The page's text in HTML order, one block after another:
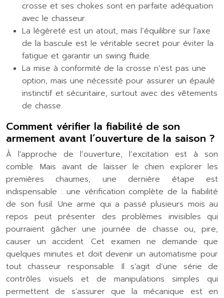
crosse et ses chokes sont en parfaite adéquation
avec le chasseur.
La légèreté est un atout, mais l’équilibre sur l’axe
de la bascule est le véritable secret pour éviter la
fatigue et garantir un swing fluide.
La mise à conformité de la crosse n’est pas une
option, mais une nécessité pour assurer un épaulé
instinctif et sécuritaire, surtout avec des vêtements
de chasse.
Comment vérifier la fiabilité de son
armement avant l’ouverture de la saison ?
À l’approche de l’ouverture, l’excitation est à son
comble. Mais avant de laisser le chien explorer les
premières chaumes, une dernière étape est
indispensable : une vérification complète de la fiabilité
de son fusil. Une arme qui a passé plusieurs mois au
repos peut présenter des problèmes invisibles qui
pourraient gâcher une journée de chasse ou, pire,
causer un accident. Cet examen ne demande que
quelques minutes et doit devenir un automatisme pour
tout chasseur responsable. Il s’agit d’une série de
contrôles visuels et de manipulations simples qui
permettent de s’assurer que la mécanique est en